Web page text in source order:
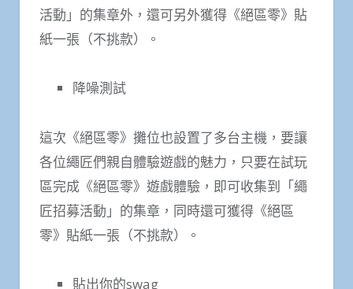
活動」的集章外，還可另外獲得《絕區零》貼
紙一張（不挑款）。
降噪測試
這次《絕區零》攤位也設置了多台主機，要讓
各位繩匠們親自體驗遊戲的魅力，只要在試玩
區完成《絕區零》遊戲體驗，即可收集到「繩
匠招募活動」的集章，同時還可獲得《絕區
零》貼紙一張（不挑款）。
貼出你的swag